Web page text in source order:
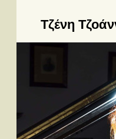
Δίσκοι
Βιβλία
Video News
Καλλιτέχνες
Τζένη